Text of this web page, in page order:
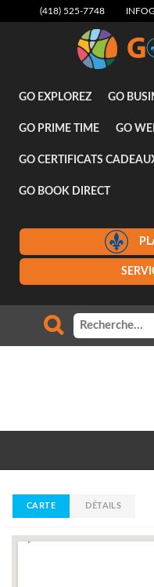
(418) 525-7748
GO EXPLOREZ GO
GO PRIME TIME GO
GO CERTIFICATS
GO BOOK DIRECT
CARTE DÉTAILS